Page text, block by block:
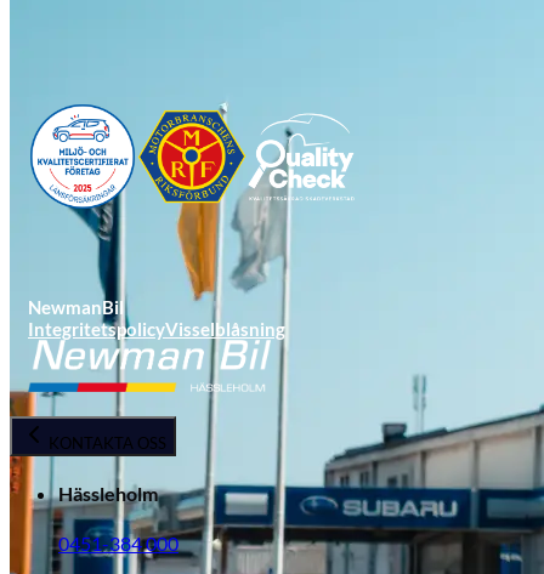
Opel
NewmanBil
IntegritetspolicyVisselblåsning
KONTAKTA OSS
Hässleholm
0451-384 000